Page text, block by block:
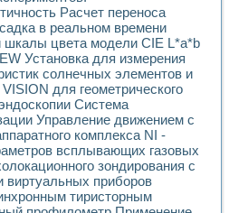
магистерской программе «Прикладная
двигателей постоянного тока
стенд формирования
по курсу ИИС на базе
институты
Расчет переноса
в реальном времени
шкалы цвета модели CIE L*a*b
Установка для измерения
солнечных элементов и
для геометрического
Система
Управление движением с
комплекса NI -
всплывающих газовых
зондирования с
виртуальных приборов
тиристорным